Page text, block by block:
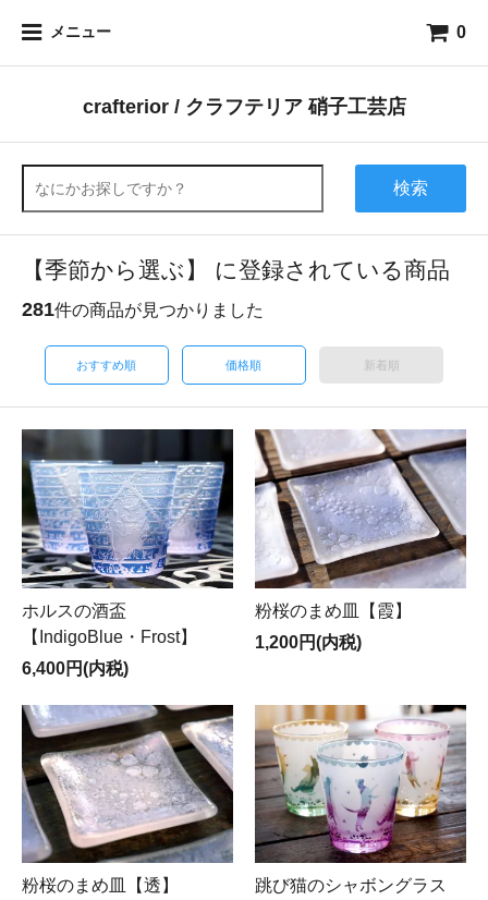
メニュー 0
crafterior / クラフテリア 硝子工芸店
検索
【季節から選ぶ】 に登録されている商品
281件の商品が見つかりました
おすすめ順 価格順 新着順
ホルスの酒盃
【IndigoBlue・Frost】
6,400円(内税)
粉桜のまめ皿【霞】
1,200円(内税)
粉桜のまめ皿【透】
跳び猫のシャボングラス